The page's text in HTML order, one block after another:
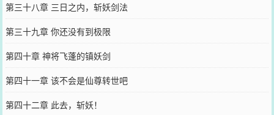
第三十八章 三日之内，斩妖剑法
第三十九章 你还没有到极限
第四十章 神将飞蓬的镇妖剑
第四十一章 该不会是仙尊转世吧
第四十二章 此去，斩妖！